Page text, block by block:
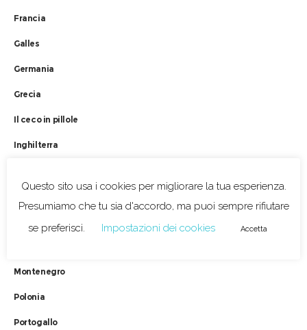
Francia
Galles
Germania
Grecia
Il ceco in pillole
Inghilterra
Montenegro
Polonia
Portogallo
Questo sito usa i cookies per migliorare la tua esperienza.
Presumiamo che tu sia d'accordo, ma puoi sempre rifiutare
se preferisci.
Impostazioni dei cookies Accetta